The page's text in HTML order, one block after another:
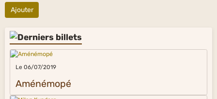
Ajouter
Le 06/07/2019
Aménémopé